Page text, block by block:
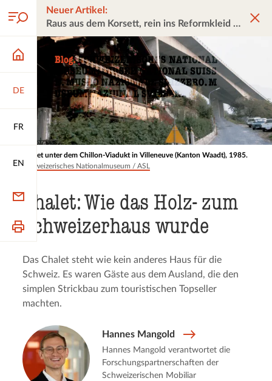
DE
FR
EN
Neuer Artikel:
Raus aus dem Korsett, rein ins Reformkleid
Chalet unter dem Chillon-Viadukt in Villeneuve (Kanton Waadt), 1985.
Schweizerisches Nationalmuseum / ASL
Chalet: Wie das Holz- zum
Schwei­zer­haus wurde
Das Chalet steht wie kein anderes Haus für die
Schweiz. Es waren Gäste aus dem Ausland, die den
simplen Strickbau zum touristischen Topseller
machten.
Hannes Mangold
Hannes Mangold verantwortet die
Forschungspartnerschaften der
Schweizerischen Mobiliar